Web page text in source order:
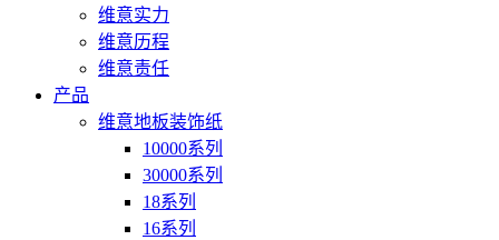
维意实力
维意历程
维意责任
产品
维意地板装饰纸
10000系列
30000系列
18系列
16系列